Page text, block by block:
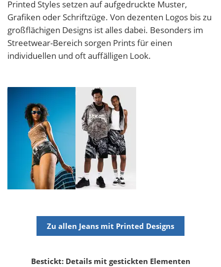
Printed Styles setzen auf aufgedruckte Muster,
Grafiken oder Schriftzüge. Von dezenten Logos bis zu
großflächigen Designs ist alles dabei. Besonders im
Streetwear-Bereich sorgen Prints für einen
individuellen und oft auffälligen Look.
Zu allen Jeans mit Printed Designs
Bestickt: Details mit gestickten Elementen